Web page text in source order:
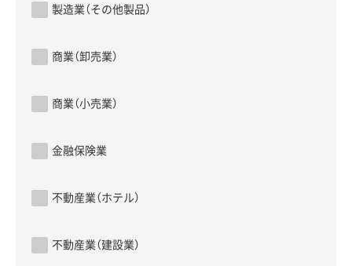
製造業（その他製品）
商業（卸売業）
商業（小売業）
金融保険業
不動産業（ホテル）
不動産業（建設業）